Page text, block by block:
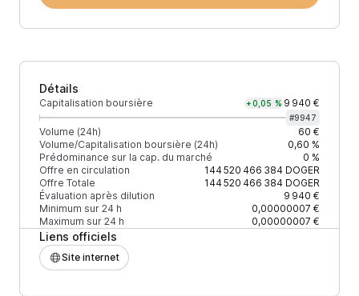
Détails
Capitalisation boursière +0,05 % 9 940 €
#9947
Volume (24h)
60 €
Volume/Capitalisation boursière (24h)
0,60 %
Prédominance sur la cap. du marché
0 %
Offre en circulation
144 520 466 384DOGER
Offre Totale
144 520 466 384DOGER
Évaluation après dilution
9 940 €
Minimum sur 24 h
0,00000007 €
Maximum sur 24 h
0,00000007 €
Liens officiels
Site internet